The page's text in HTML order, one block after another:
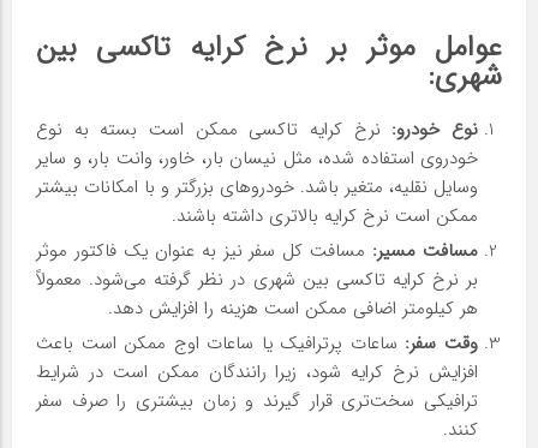
عوامل موثر بر نرخ کرایه تاکسی بین
شهری:
نوع خودرو: نرخ کرایه تاکسی ممکن است بسته به نوع
خودروی استفاده شده، مثل نیسان بار، خاور، وانت بار، و سایر
وسایل نقلیه، متغیر باشد. خودروهای بزرگتر و با امکانات بیشتر
ممکن است نرخ کرایه بالاتری داشته باشند.
مسافت مسیر: مسافت کل سفر نیز به عنوان یک فاکتور موثر
بر نرخ کرایه تاکسی بین شهری در نظر گرفته می‌شود. معمولاً
هر کیلومتر اضافی ممکن است هزینه را افزایش دهد.
وقت سفر: ساعات پرترافیک یا ساعات اوج ممکن است باعث
افزایش نرخ کرایه شود، زیرا رانندگان ممکن است در شرایط
ترافیکی سخت‌تری قرار گیرند و زمان بیشتری را صرف سفر
کنند.